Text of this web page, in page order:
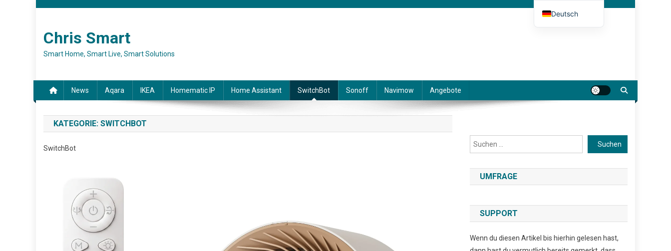
Chris Smart
Smart Home, Smart Live, Smart Solutions
News Aqara IKEA Homematic IP Home Assistant SwitchBot Sonoff Navimow Angebote
KATEGORIE: SWITCHBOT
SwitchBot
Suchen Suchen
UMFRAGE
SUPPORT
Wenn du diesen Artikel bis hierhin gelesen hast,
Deutsch
Italiano